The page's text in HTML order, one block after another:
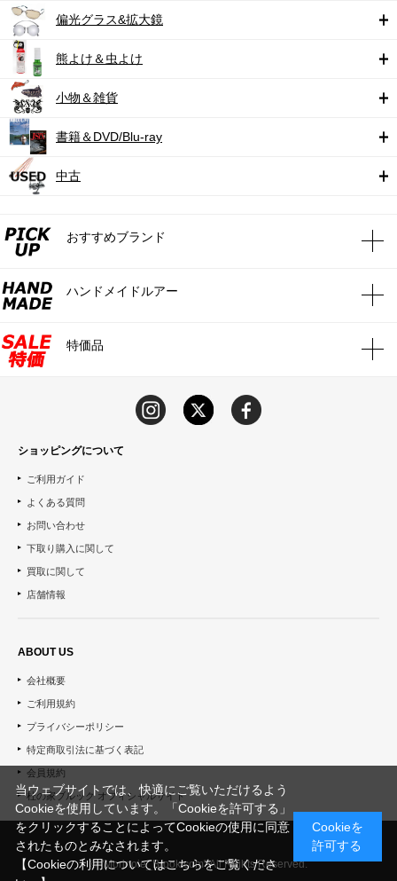
偏光グラス&拡大鏡
熊よけ＆虫よけ
小物＆雑貨
書籍＆DVD/Blu-ray
中古
おすすめブランド
ハンドメイドルアー
特価品
ショッピングについて
ご利用ガイド
よくある質問
お問い合わせ
下取り購入に関して
買取に関して
店舗情報
ABOUT US
会社概要
ご利用規約
プライバシーポリシー
特定商取引法に基づく表記
会員規約
杜の家ブルック オフィシャルサイト
© "Morinoie_Brook.com" All Rights Reserved.
当ウェブサイトでは、快適にご覧いただけるよう
Cookieを使用しています。「Cookieを許可する」
をクリックすることによってCookieの使用に同意
されたものとみなされます。
【Cookieの利用についてはこちらをご覧くださ
Cookieを
許可する